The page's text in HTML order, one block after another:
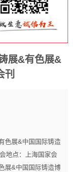
展&有色展&
刊
色展&中国国际铸造
地点：上海国家会
展&中国国际铸造博